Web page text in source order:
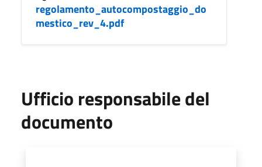
regolamento_autocompostaggio_do
mestico_rev_4.pdf
Ufficio responsabile del
documento